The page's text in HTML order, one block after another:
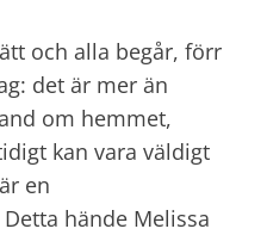
och alla begår, förr
det är mer än
om hemmet,
kan vara väldigt
en
Detta hände Melissa